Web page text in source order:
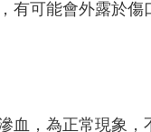
有可能會外露於傷
血，為正常現象，